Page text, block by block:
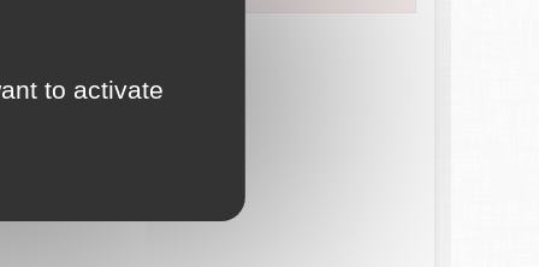
en ligne.
to activate